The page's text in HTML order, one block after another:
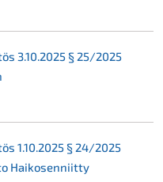
3.10.2025 § 25/2025
1.10.2025 § 24/2025
Haikosenniitty